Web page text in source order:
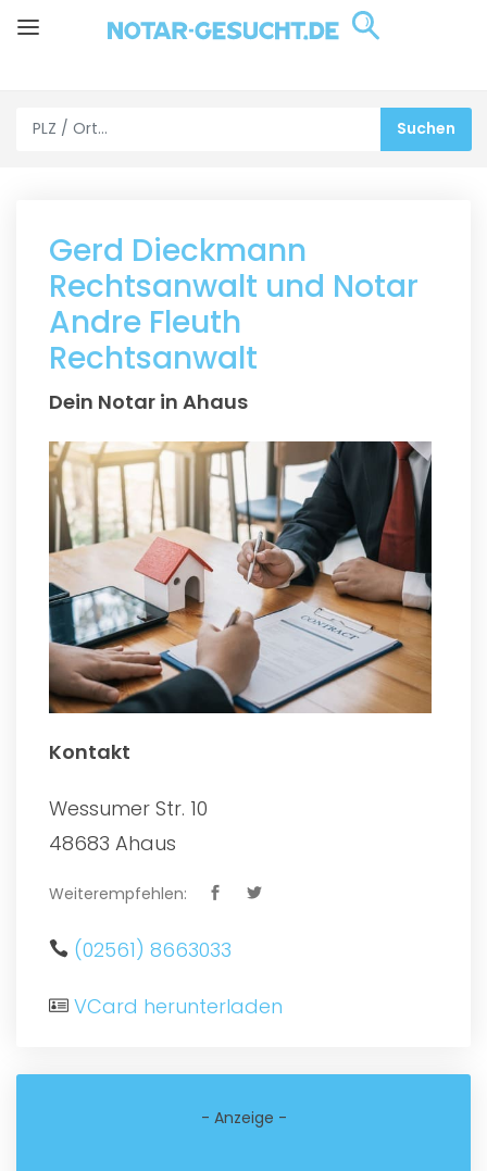
Gerd Dieckmann
Rechtsanwalt und Notar
Andre Fleuth
Rechtsanwalt
Dein Notar in Ahaus
Kontakt
Wessumer Str. 10
48683 Ahaus
Weiterempfehlen:
(02561) 8663033
VCard herunterladen
- Anzeige -